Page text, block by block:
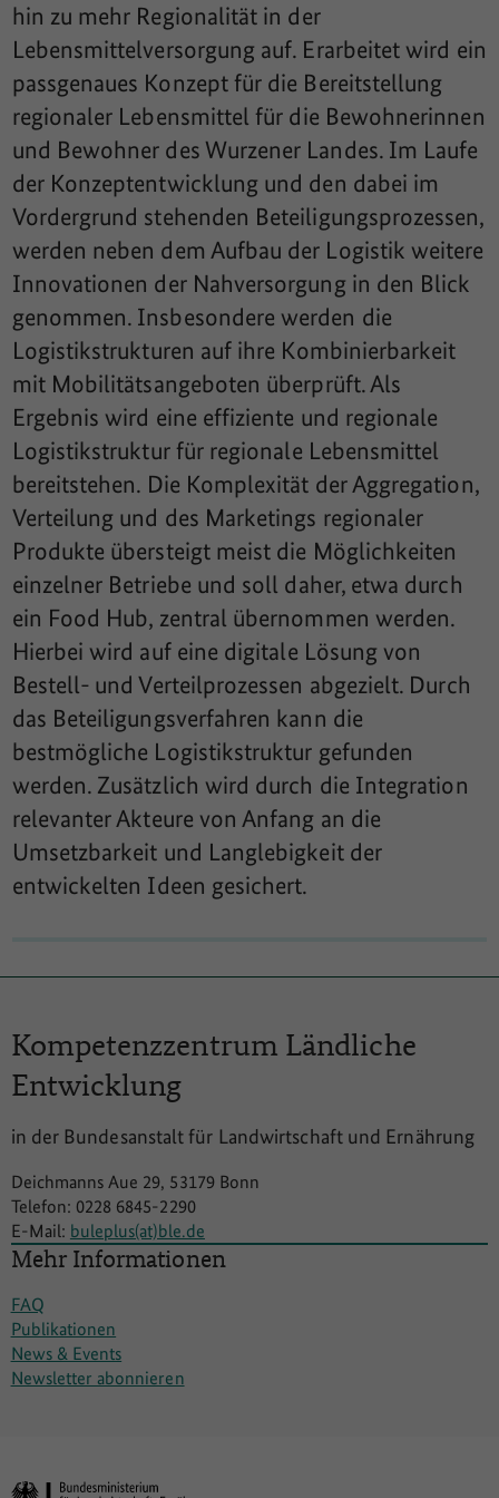
hin zu mehr Regionalität in der
Lebensmittelversorgung auf. Erarbeitet wird ein
passgenaues Konzept für die Bereitstellung
regionaler Lebensmittel für die Bewohnerinnen
und Bewohner des Wurzener Landes. Im Laufe
der Konzeptentwicklung und den dabei im
Vordergrund stehenden Beteiligungsprozessen,
werden neben dem Aufbau der Logistik weitere
Innovationen der Nahversorgung in den Blick
genommen. Insbesondere werden die
Logistikstrukturen auf ihre Kombinierbarkeit
mit Mobilitätsangeboten überprüft. Als
Ergebnis wird eine effiziente und regionale
Logistikstruktur für regionale Lebensmittel
bereitstehen. Die Komplexität der Aggregation,
Verteilung und des Marketings regionaler
Produkte übersteigt meist die Möglichkeiten
einzelner Betriebe und soll daher, etwa durch
ein Food Hub, zentral übernommen werden.
Hierbei wird auf eine digitale Lösung von
Bestell- und Verteilprozessen abgezielt. Durch
das Beteiligungsverfahren kann die
bestmögliche Logistikstruktur gefunden
werden. Zusätzlich wird durch die Integration
relevanter Akteure von Anfang an die
Umsetzbarkeit und Langlebigkeit der
entwickelten Ideen gesichert.
Kompetenzzentrum Ländliche
Entwicklung
in der Bundesanstalt für Landwirtschaft und Ernährung
Deichmanns Aue 29, 53179 Bonn
Telefon: 0228 6845-2290
E-Mail: buleplus(at)ble.de
Mehr Informationen
FAQ
Publikationen
News & Events
Newsletter abonnieren